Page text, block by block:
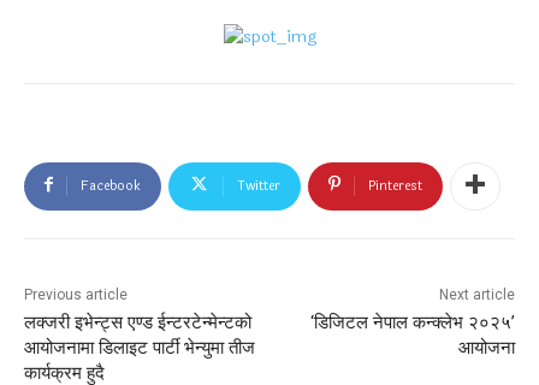
Facebook Twitter Pinterest
Previous article
लक्जरी इभेन्ट्स एण्ड ईन्टरटेन्मेन्टको
आयोजनामा डिलाइट पार्टी भेन्युमा तीज
कार्यक्रम हुदै
Next article
‘डिजिटल नेपाल कन्क्लेभ २०२५’
आयोजना